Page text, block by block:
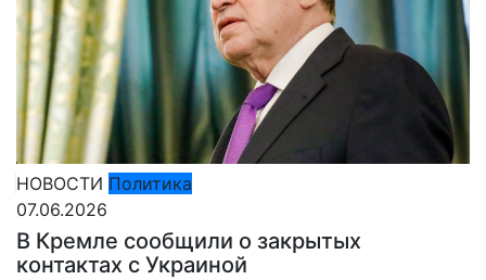
НОВОСТИ Политика
07.06.2026
В Кремле сообщили о закрытых
контактах с Украиной